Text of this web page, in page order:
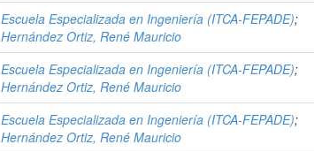
Escuela Especializada en Ingeniería (ITCA-FEPADE);
Hernández Ortiz, René Mauricio
Escuela Especializada en Ingeniería (ITCA-FEPADE);
Hernández Ortiz, René Mauricio
Escuela Especializada en Ingeniería (ITCA-FEPADE);
Hernández Ortiz, René Mauricio